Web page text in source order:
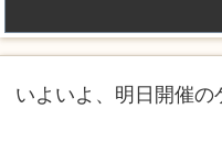
いよいよ、明日開催の